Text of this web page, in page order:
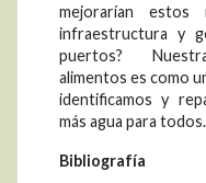
mejorarían estos
infraestructura y
puertos?
alimentos es como
identificamos y
más agua para todos.
Bibliografía